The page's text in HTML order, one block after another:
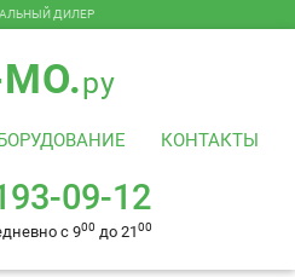
09-12
с 9
ДИЛЕР
ру
КОНТАКТЫ
09-12
с 900 до 2100